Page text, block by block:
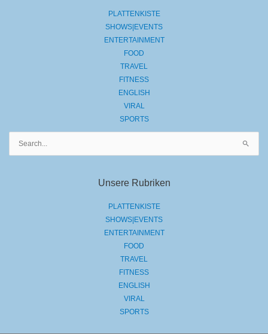
PLATTENKISTE
SHOWS|EVENTS
ENTERTAINMENT
FOOD
TRAVEL
FITNESS
ENGLISH
VIRAL
SPORTS
Unsere Rubriken
PLATTENKISTE
SHOWS|EVENTS
ENTERTAINMENT
FOOD
TRAVEL
FITNESS
ENGLISH
VIRAL
SPORTS